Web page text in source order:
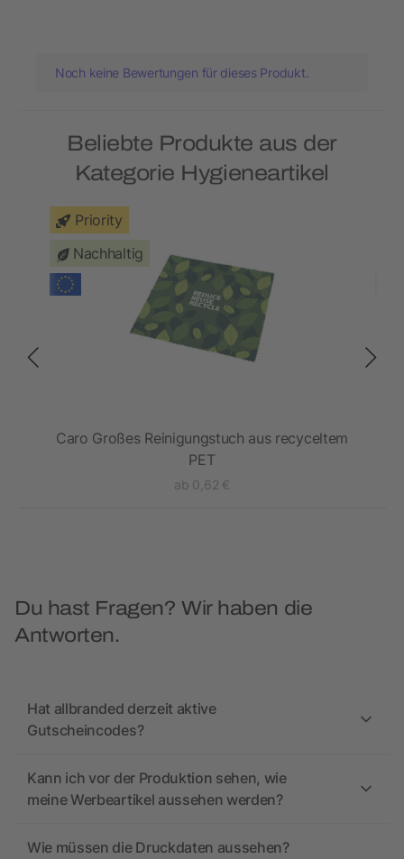
Noch keine Bewertungen für dieses Produkt.
Beliebte Produkte aus der
Kategorie Hygieneartikel
Priority
Nachhaltig
Caro Großes Reinigungstuch aus recyceltem
PET
ab 0,62 €
Du hast Fragen? Wir haben die
Antworten.
Hat allbranded derzeit aktive
Gutscheincodes?
Kann ich vor der Produktion sehen, wie
meine Werbeartikel aussehen werden?
Wie müssen die Druckdaten aussehen?